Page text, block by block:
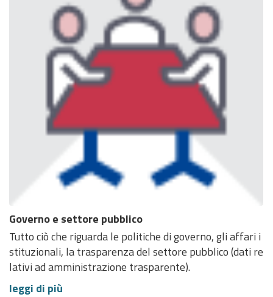
Governo e settore pubblico
Tutto ciò che riguarda le politiche di governo, gli affari i
stituzionali, la trasparenza del settore pubblico (dati re
lativi ad amministrazione trasparente).
leggi di più